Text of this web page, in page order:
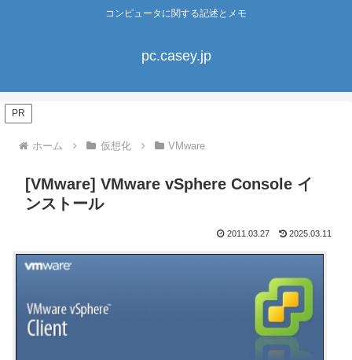
コンピュータに関する記述とメモ
pc.casey.jp
PR
ホーム 仮想化 VMware
[VMware] VMware vSphere Console イ
ンストール
2011.03.27 2025.03.11